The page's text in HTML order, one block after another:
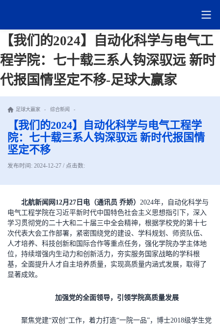
【我们的2024】自动化科学与电气工
程学院：七十载三系人钩深驭远 新时
代报国情坚定不移-足球大赢家
足球大赢家 - 综合新闻 -
【我们的2024】自动化科学与电气工程学
院：七十载三系人钩深驭远 新时代报国情
坚定不移
发布时间: 2024-12-27 / 点击数:
北航新闻网12月27日电（通讯员 乔娇） 2024年，自动化科学与
电气工程学院在习近平新时代中国特色社会主义思想指引下，深入
学习贯彻党的二十大和二十届三中全会精神，根据学校党的第十七
次代表大会工作部署，紧密围绕党的建设、学科规划、师资队伍、
人才培养、科技创新和国际合作等重点任务，强化学院办学主体地
位，持续增强内生动力和创新活力，夯实服务国家战略的学科根
基，全面提升人才自主培养质量，实现高质量内涵式发展，取得了
显著成效。
加强党的全面领导，引领学院高质量发展
聚焦党建“双创”工作，着力打造“一院一品”，博士2018级学生党